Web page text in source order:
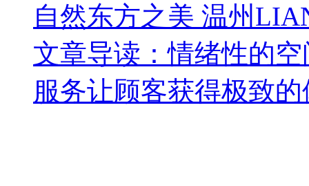
自然东方之美 温州
文章导读：情绪性的
服务让顾客获得极致